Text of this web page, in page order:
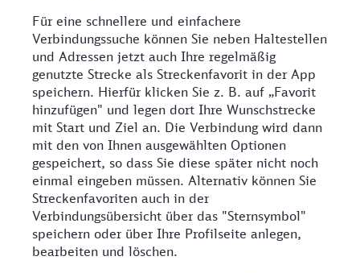
Für eine schnellere und einfachere
Verbindungssuche können Sie neben Haltestellen
und Adressen jetzt auch Ihre regelmäßig
genutzte Strecke als Streckenfavorit in der App
speichern. Hierfür klicken Sie z. B. auf „Favorit
hinzufügen" und legen dort Ihre Wunschstrecke
mit Start und Ziel an. Die Verbindung wird dann
mit den von Ihnen ausgewählten Optionen
gespeichert, so dass Sie diese später nicht noch
einmal eingeben müssen. Alternativ können Sie
Streckenfavoriten auch in der
Verbindungsübersicht über das "Sternsymbol"
speichern oder über Ihre Profilseite anlegen,
bearbeiten und löschen.